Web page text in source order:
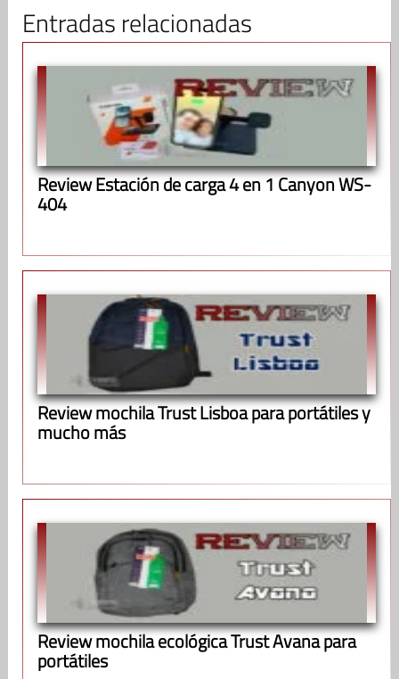
Entradas relacionadas
Review Estación de carga 4 en 1 Canyon WS-
404
Review mochila Trust Lisboa para portátiles y
mucho más
Review mochila ecológica Trust Avana para
portátiles